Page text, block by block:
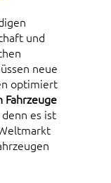
und
neue
optimiert
Fahrzeuge
es ist